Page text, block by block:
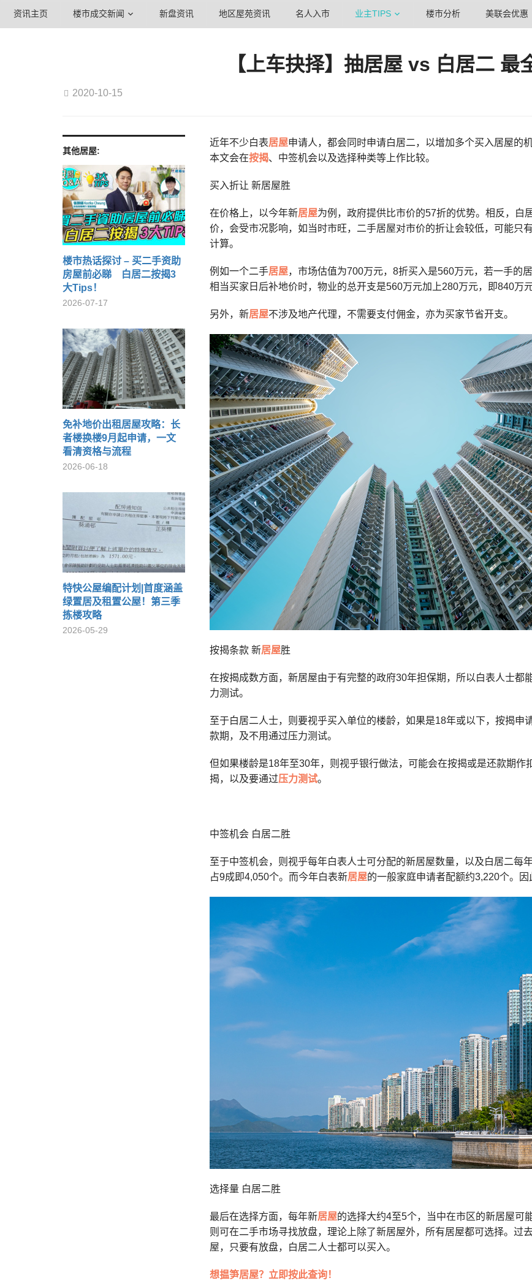
资讯主页 楼市成交新闻 新盘资讯 地区屋苑资讯 名人入市 业主TIPS 楼市分析 美联会优惠
【上车抉择】抽居屋 vs 白居二 最
2020-10-15
其他居屋:
楼市热话探讨 – 买二手资助
房屋前必睇 白居二按揭3
大Tips！
2026-07-17
免补地价出租居屋攻略：长
者楼换楼9月起申请，一文
看清资格与流程
2026-06-18
特快公屋编配计划|首度涵盖
绿置居及租置公屋！第三季
拣楼攻略
2026-05-29
近年不少白表居屋申请人，都会同时申请白居二，以增加多个买入居屋的
本文会在按揭、中签机会以及选择种类等上作比较。
买入折让 新居屋胜
在价格上，以今年新居屋为例，政府提供比市价的57折的优势。相反，白
价，会受市况影响，如当时市旺，二手居屋对市价的折让会较低，可能只
计算。
例如一个二手居屋，市场估值为700万元，8折买入是560万元，若一手的
相当买家日后补地价时，物业的总开支是560万元加上280万元，即840万元
另外，新居屋不涉及地产代理，不需要支付佣金，亦为买家节省开支。
按揭条款 新居屋胜
在按揭成数方面，新居屋由于有完整的政府30年担保期，所以白表人士都
力测试。
至于白居二人士，则要视乎买入单位的楼龄，如果是18年或以下，按揭申
款期，及不用通过压力测试。
但如果楼龄是18年至30年，则视乎银行做法，可能会在按揭或是还款期
揭，以及要通过压力测试。
中签机会 白居二胜
至于中签机会，则视乎每年白表人士可分配的新居屋数量，以及白居二每
占9成即4,050个。而今年白表新居屋的一般家庭申请者配额约3,220个。因
选择量 白居二胜
最后在选择方面，每年新居屋的选择大约4至5个，当中在市区的新居屋可
则可在二手市场寻找放盘，理论上除了新居屋外，所有居屋都可选择。过
屋，只要有放盘，白居二人士都可以买入。
想揾笋居屋？立即按此查询！